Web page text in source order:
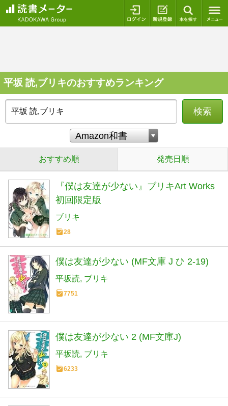
ログイン 新規登録
平坂 読,ブリキのおすすめランキング
検索
おすすめ順 発売日順
『僕は友達が少ない』ブリキArt Works
初回限定版
ブリキ
28
僕は友達が少ない (MF文庫 J ひ 2-19)
平坂読 ブリキ
7751
僕は友達が少ない 2 (MF文庫J)
平坂読 ブリキ
6233